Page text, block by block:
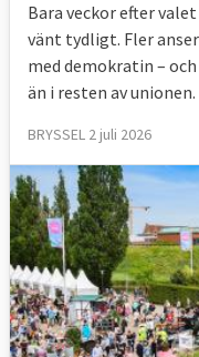
Bara veckor efter
vänt tydligt. Fler
med demokratin –
än i resten av unionen.
BRYSSEL 2 juli 2026